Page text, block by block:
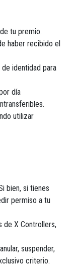
tu premio.
haber recibido el
identidad para
día
utilizar
bien, si tienes
permiso a tu
de X Controllers,
suspender,
criterio.